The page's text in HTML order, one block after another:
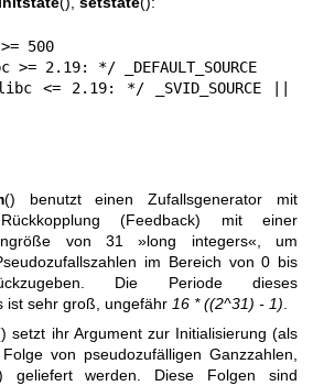
() benutzt einen Zufallsgenerator mit
Rückkopplung (Feedback) mit einer
von 31 »long integers«, um
im Bereich von 0 bis
Die Periode dieses
ist sehr groß, ungefähr 16 * ((2^31) - 1)
setzt ihr Argument zur Initialisierung (als
von pseudozufälligen Ganzzahlen,
geliefert werden. Diese Folgen sind